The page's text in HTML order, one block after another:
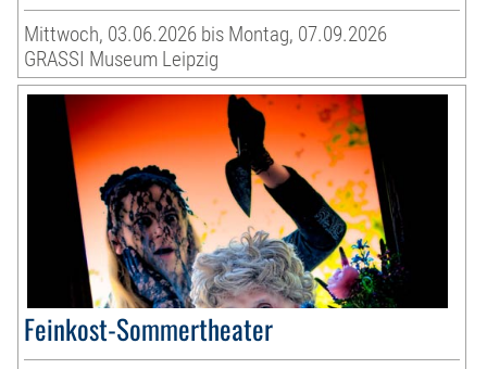
Mittwoch, 03.06.2026 bis Montag, 07.09.2026
GRASSI Museum Leipzig
Feinkost-Sommertheater